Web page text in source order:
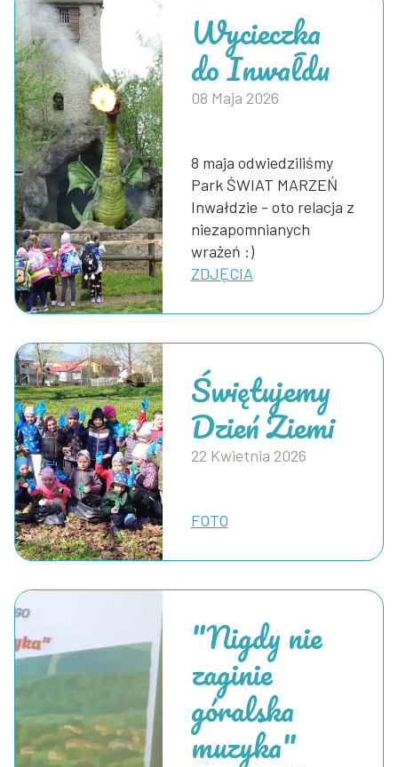
Wycieczka
do Inwałdu
08 Maja 2026
8 maja odwiedziliśmy
Park ŚWIAT MARZEŃ
Inwałdzie - oto relacja z
niezapomnianych
wrażeń :)
ZDJĘCIA
Świętujemy
Dzień Ziemi
22 Kwietnia 2026
FOTO
"Nigdy nie
zaginie
góralska
muzyka"